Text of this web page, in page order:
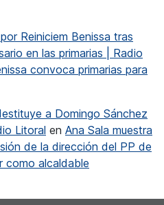
Reiniciem Benissa tras
en las primarias | Radio
convoca primarias para
a Domingo Sánchez
Litoral en Ana Sala muestra
de la dirección del PP de
como alcaldable